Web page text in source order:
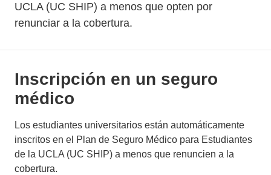
UCLA (UC SHIP) a menos que opten por
renunciar a la cobertura.
Inscripción en un seguro
médico
Los estudiantes universitarios están automáticamente
inscritos en el Plan de Seguro Médico para Estudiantes
de la UCLA (UC SHIP) a menos que renuncien a la
cobertura.